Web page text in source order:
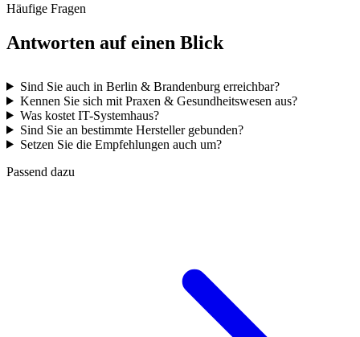
Häufige Fragen
Antworten auf einen Blick
Sind Sie auch in Berlin & Brandenburg erreichbar?
Kennen Sie sich mit Praxen & Gesundheitswesen aus?
Was kostet IT-Systemhaus?
Sind Sie an bestimmte Hersteller gebunden?
Setzen Sie die Empfehlungen auch um?
Passend dazu